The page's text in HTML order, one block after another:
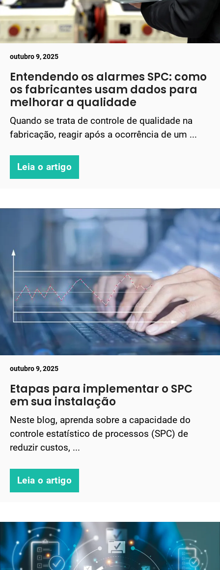
outubro 9, 2025
Entendendo os alarmes SPC: como
os fabricantes usam dados para
melhorar a qualidade
Quando se trata de controle de qualidade na
fabricação, reagir após a ocorrência de um ...
Leia o artigo
outubro 9, 2025
Etapas para implementar o SPC
em sua instalação
Neste blog, aprenda sobre a capacidade do
controle estatístico de processos (SPC) de
reduzir custos, ...
Leia o artigo